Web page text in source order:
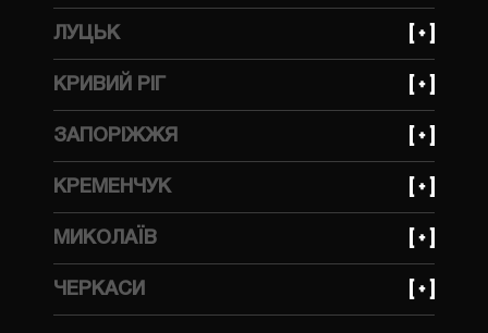
вулиця Бучми, 233
ЛУЦЬК
КРИВИЙ РІГ
вулиця Волгоградська, 2Д
ЗАПОРІЖЖЯ
вулиця Українська, 143
КРЕМЕНЧУК
+380 (99) 623 21 95
вулиця Ярмаркова, 7В
МИКОЛАЇВ
вулиця 4я Поздовжня 76 - А
ЧЕРКАСИ